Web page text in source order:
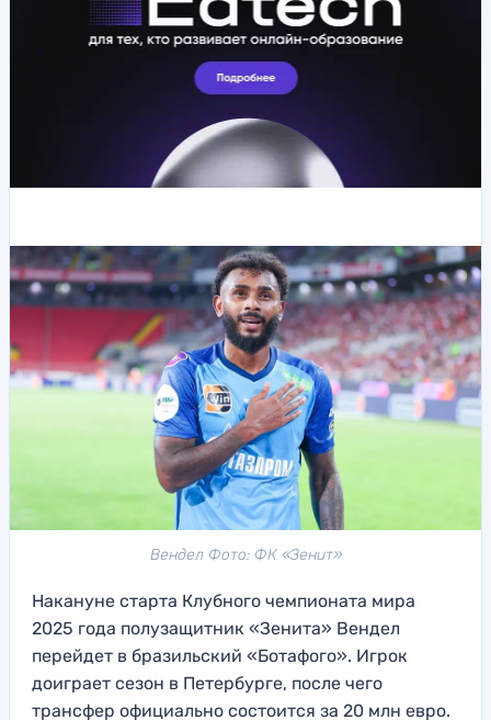
Вендел Фото: ФК «Зенит»
Накануне старта Клубного чемпионата мира
2025 года полузащитник «Зенита» Вендел
перейдет в бразильский «Ботафого». Игрок
доиграет сезон в Петербурге, после чего
трансфер официально состоится за 20 млн евро.